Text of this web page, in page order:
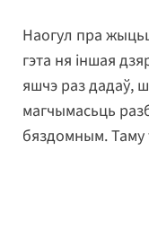
Наогул пра
гэта ня іншая
яшчэ раз дадаў,
магчымасьць
бяздомным. Таму